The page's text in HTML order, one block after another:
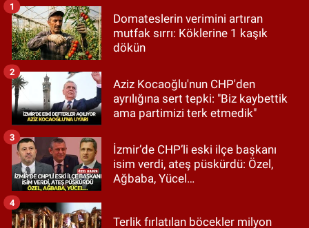
Domateslerin verimini artıran
mutfak sırrı: Köklerine 1 kaşık
dökün
1
Aziz Kocaoğlu'nun CHP'den
ayrılığına sert tepki: "Biz kaybettik
ama partimizi terk etmedik"
2
İzmir’de CHP’li eski ilçe başkanı
isim verdi, ateş püskürdü: Özel,
Ağbaba, Yücel…
3
Terlik fırlatılan böcekler milyon
4